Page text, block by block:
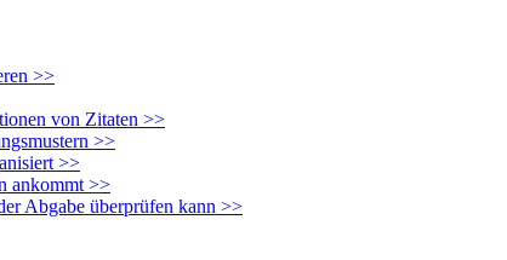
>>
von Zitaten >>
>>
>>
ankommt >>
Abgabe überprüfen kann >>